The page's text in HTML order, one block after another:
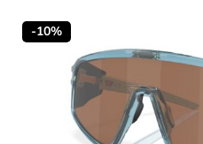
-10%